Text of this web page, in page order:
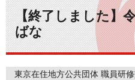
【終了しました】
ばな
東京在住地方公共団体 職員研